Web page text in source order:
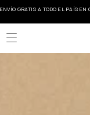
ENVÍO GRATIS A TODO EL PAÍS
